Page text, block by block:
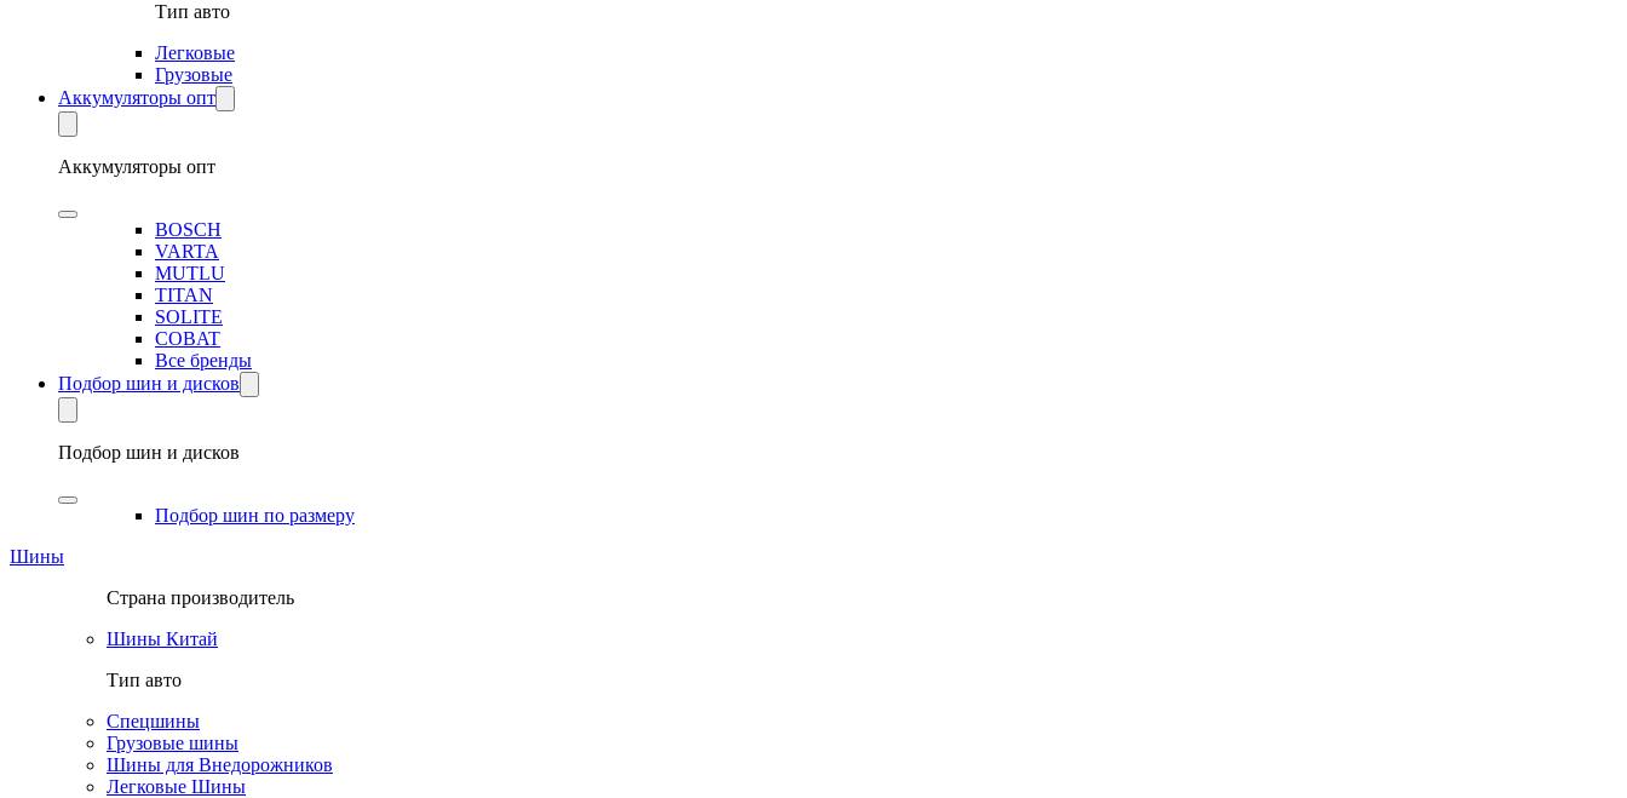
Тип авто
Легковые
Грузовые
Аккумуляторы опт
Аккумуляторы опт
BOSCH
VARTA
MUTLU
TITAN
SOLITE
COBAT
Все бренды
Подбор шин и дисков
Подбор шин и дисков
Подбор шин по размеру
Шины
Страна производитель
Шины Китай
Тип авто
Спецшины
Грузовые шины
Шины для Внедорожников
Легковые Шины